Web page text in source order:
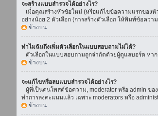
จะสร้างแบบสำรวจได้อย่างไร?
เมื่อคุณสร้างหัวข้อใหม่ (หรือแก้ไขข้อความแรกของ
อย่างน้อย 2 ตัวเลือก (การสร้างตัวเลือก ให้พิมพ์ข้อคว
ข้างบน
ทำไมฉันถึงเพิ่มตัวเลือกในแบบสอบถามไม่ได้?
ตัวเลือกในแบบสอบถามถูกจำกัดด้วยผู้ดูแลบอร์ด หา
ข้างบน
จะแก้ไขหรือลบแบบสำรวจได้อย่างไร?
ผู้ที่เป็นคนโพสต์ข้อความ, moderator หรือ admin ข
ทำการลงคะแนนแล้ว เฉพาะ moderators หรือ
ข้างบน